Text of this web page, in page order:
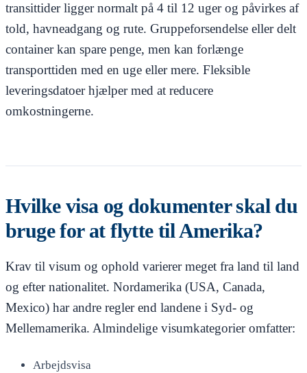
transittider ligger normalt på 4 til 12 uger og påvirkes af
told, havneadgang og rute. Gruppeforsendelse eller delt
container kan spare penge, men kan forlænge
transporttiden med en uge eller mere. Fleksible
leveringsdatoer hjælper med at reducere
omkostningerne.
Hvilke visa og dokumenter skal du
bruge for at flytte til Amerika?
Krav til visum og ophold varierer meget fra land til land
og efter nationalitet. Nordamerika (USA, Canada,
Mexico) har andre regler end landene i Syd- og
Mellemamerika. Almindelige visumkategorier omfatter:
Arbejdsvisa